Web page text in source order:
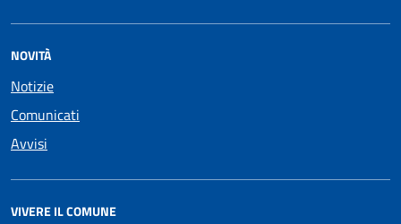
NOVITÀ
Notizie
Comunicati
Avvisi
VIVERE IL COMUNE